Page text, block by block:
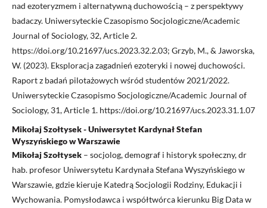
nad ezoteryzmem i alternatywną duchowością – z perspektywy
badaczy. Uniwersyteckie Czasopismo Socjologiczne/Academic
Journal of Sociology, 32, Article 2.
https://doi.org/10.21697/ucs.2023.32.2.03; Grzyb, M., & Jaworska,
W. (2023). Eksploracja zagadnień ezoteryki i nowej duchowości.
Raport z badań pilotażowych wśród studentów 2021/2022.
Uniwersyteckie Czasopismo Socjologiczne/Academic Journal of
Sociology, 31, Article 1. https://doi.org/10.21697/ucs.2023.31.1.07
Mikołaj Szołtysek - Uniwersytet Kardynał Stefan
Wyszyńskiego w Warszawie
Mikołaj Szołtysek – socjolog, demograf i historyk społeczny, dr
hab. profesor Uniwersytetu Kardynała Stefana Wyszyńskiego w
Warszawie, gdzie kieruje Katedrą Socjologii Rodziny, Edukacji i
Wychowania. Pomysłodawca i współtwórca kierunku Big Data w